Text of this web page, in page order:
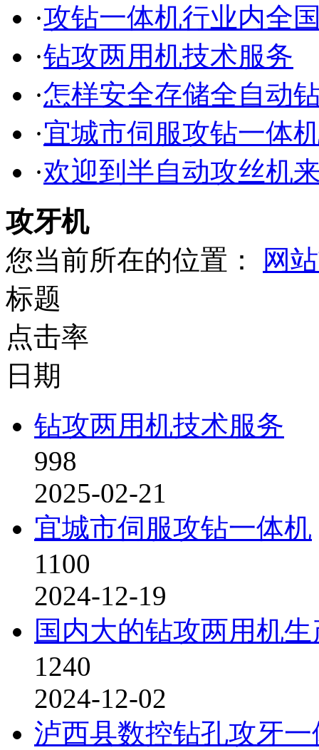
·攻钻一体机行业内全
·钻攻两用机技术服务
·怎样安全存储全自动
·宜城市伺服攻钻一体
·欢迎到半自动攻丝机
攻牙机
您当前所在的位置：
网
标题
点击率
日期
钻攻两用机技术服务
998
2025-02-21
宜城市伺服攻钻一体机
1100
2024-12-19
国内大的钻攻两用机
1240
2024-12-02
泸西县数控钻孔攻牙一